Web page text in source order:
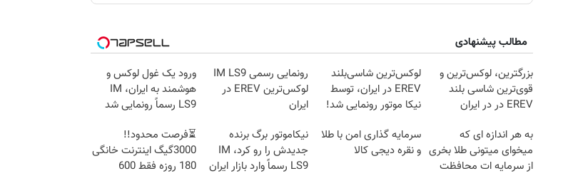
مطالب پیشنهادی
بزرگترین، لوکس‌ترین و
قوی‌ترین شاسی بلند
EREV در در ایران
لوکس‌ترین شاسی‌بلند
EREV در ایران، توسط
نیکا موتور رونمایی شد!
رونمایی رسمی IM LS9
لوکس‌ترین EREV در
ایران
ورود یک غول لوکس و
هوشمند به ایران، IM
LS9 رسماً رونمایی شد
به هر اندازه ای که
میخوای میتونی طلا بخری
از سرمایه ات محافظت
سرمایه گذاری امن با طلا
و نقره دیجی کالا
نیکاموتور برگ برنده
جدیدش را رو کرد، IM
LS9 رسماً وارد بازار ایران
⏳فرصت محدود!!
3000گیگ اینترنت خانگی
180 روزه فقط 600